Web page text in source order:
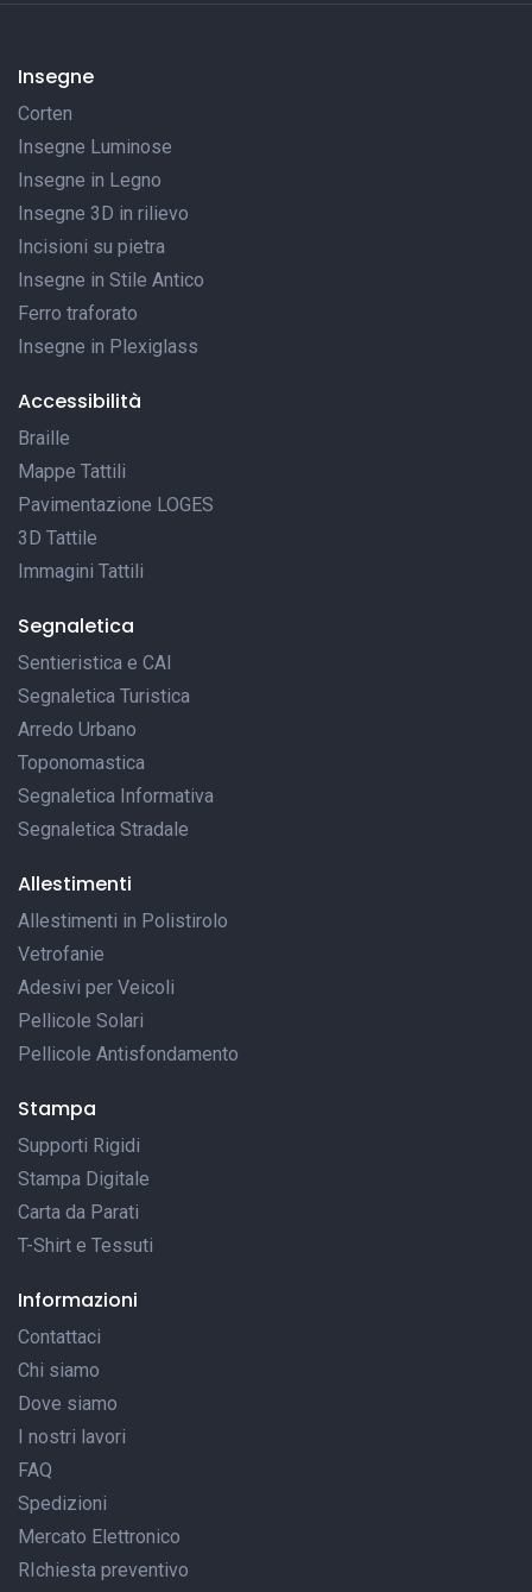
Insegne
Corten
Insegne Luminose
Insegne in Legno
Insegne 3D in rilievo
Incisioni su pietra
Insegne in Stile Antico
Ferro traforato
Insegne in Plexiglass
Accessibilità
Braille
Mappe Tattili
Pavimentazione LOGES
3D Tattile
Immagini Tattili
Segnaletica
Sentieristica e CAI
Segnaletica Turistica
Arredo Urbano
Toponomastica
Segnaletica Informativa
Segnaletica Stradale
Allestimenti
Allestimenti in Polistirolo
Vetrofanie
Adesivi per Veicoli
Pellicole Solari
Pellicole Antisfondamento
Stampa
Supporti Rigidi
Stampa Digitale
Carta da Parati
T-Shirt e Tessuti
Informazioni
Contattaci
Chi siamo
Dove siamo
I nostri lavori
FAQ
Spedizioni
Mercato Elettronico
RIchiesta preventivo